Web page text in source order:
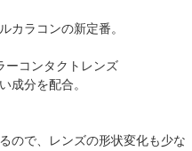
カラコンの新定番。
ーコンタクトレンズ
成分を配合。
ので、レンズの形状変化も少な